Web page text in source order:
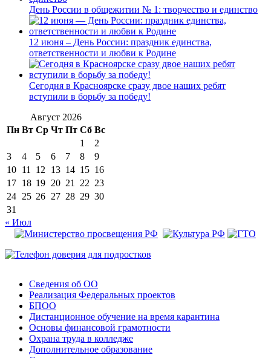
День России в общежитии № 1: творчество и единство
12 июня – День России: праздник единства,
ответственности и любви к Родине
Сегодня в Красноярске сразу двое наших ребят
вступили в борьбу за победу!
Август 2026
Пн Вт Ср Чт Пт Сб Вс
1
2
3
4 5 6 7 8
9
10 11 12 13 14 15 16
17 18 19 20 21 22 23
24 25 26 27 28 29 30
31
« Июл
Сведения об ОО
Реализация Федеральных проектов
БПОО
Дистанционное обучение на время карантина
Основы финансовой грамотности
Охрана труда в колледже
Дополнительное образование